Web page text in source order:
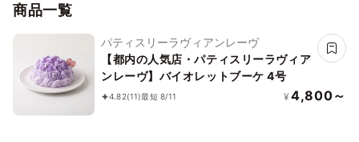
商品一覧
パティスリーラヴィアンレーヴ
【都内の人気店・パティスリーラヴィア
ンレーヴ】バイオレットブーケ 4号
4.82(11)最短 8/11 ¥ 4,800～